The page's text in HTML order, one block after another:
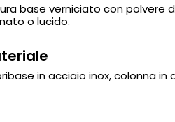
base verniciato con polvere
o lucido.
in acciaio inox, colonna in